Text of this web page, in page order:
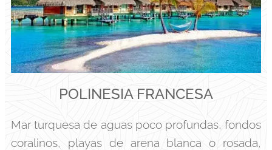
POLINESIA FRANCESA
Mar turquesa de aguas poco profundas, fondos
coralinos, playas de arena blanca o rosada,